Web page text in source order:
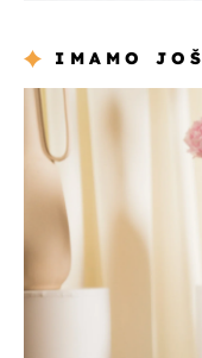
IMAMO JOŠ
moda & ljepota